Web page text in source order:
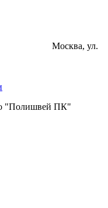
Москва, ул.
"Полишвей ПК"